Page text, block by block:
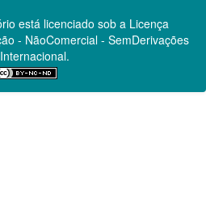
está licenciado sob a Licença
- NãoComercial - SemDerivações